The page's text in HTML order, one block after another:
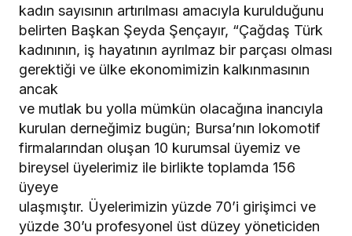
kadın sayısının artırılması amacıyla kurulduğunu
belirten Başkan Şeyda Şençayır, “Çağdaş Türk
kadınının, iş hayatının ayrılmaz bir parçası olması
gerektiği ve ülke ekonomimizin kalkınmasının
ancak
ve mutlak bu yolla mümkün olacağına inancıyla
kurulan derneğimiz bugün; Bursa’nın lokomotif
firmalarından oluşan 10 kurumsal üyemiz ve
bireysel üyelerimiz ile birlikte toplamda 156
üyeye
ulaşmıştır. Üyelerimizin yüzde 70’i girişimci ve
yüzde 30’u profesyonel üst düzey yöneticiden